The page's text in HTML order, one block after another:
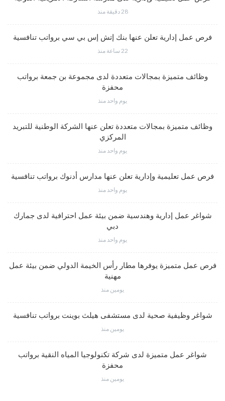
28 دقيقة منذ
فرص عمل إدارية تعلن عنها بنك إتش إس بي سي برواتب تنافسية
22 ساعة منذ
وظائف متميزة بمجالات متعددة لدى مجموعة بن جمعة برواتب
محفزة
يوم واحد منذ
وظائف متميزة بمجالات متعددة تعلن عنها الشركة الوطنية للتبريد
المركزي
يوم واحد منذ
فرص عمل تعليمية وإدارية تعلن عنها مدارس أدنوك برواتب تنافسية
يوم واحد منذ
شواغر عمل إدارية وهندسية ضمن بيئة عمل احترافية لدى جمارك
دبي
يوم واحد منذ
فرص عمل متميزة يوفرها مطار رأس الخيمة الدولي ضمن بيئة عمل
مهنية
يومين منذ
شواغر وظيفية صحية لدى مستشفى هيلث بوينت برواتب تنافسية
يومين منذ
شواغر عمل متميزة لدى شركة تكنولوجيا المياه النقية برواتب
محفزة
يومين منذ